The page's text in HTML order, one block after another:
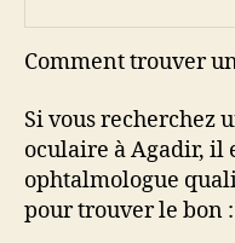
Comment trouver
Si vous recherchez
oculaire à Agadir, il
ophtalmologue
pour trouver le bon :